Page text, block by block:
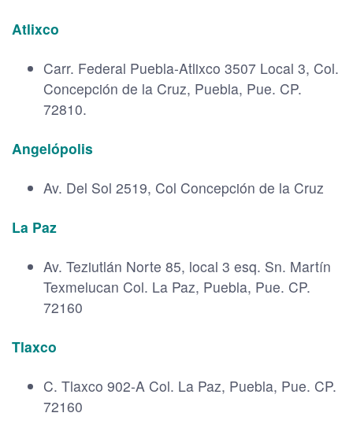
Atlixco
Carr. Federal Puebla-Atlixco 3507 Local 3, Col.
Concepción de la Cruz, Puebla, Pue. CP.
72810.
Angelópolis
Av. Del Sol 2519, Col Concepción de la Cruz
La Paz
Av. Teziutlán Norte 85, local 3 esq. Sn. Martín
Texmelucan Col. La Paz, Puebla, Pue. CP.
72160
Tlaxco
C. Tlaxco 902-A Col. La Paz, Puebla, Pue. CP.
72160